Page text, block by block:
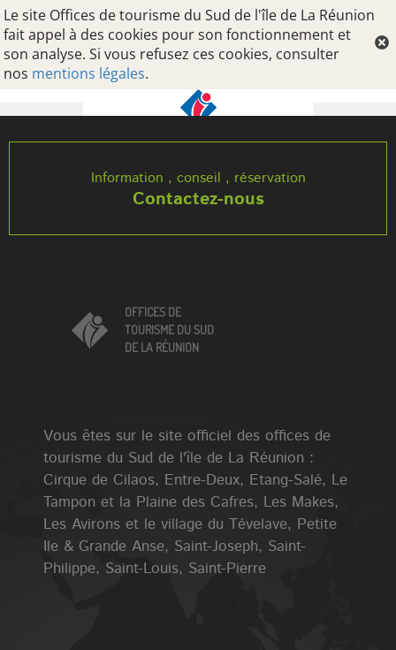
Le site Offices de tourisme du Sud de l'île de La Réunion
fait appel à des cookies pour son fonctionnement et
son analyse. Si vous refusez ces cookies, consulter
nos mentions légales.
Oops, an error occurred! Code: 2026080722394473eafc1b
Information , conseil , réservation
Contactez-nous
OFFICES DE
TOURISME DU SUD
DE LA RÉUNION
Vous êtes sur le site officiel des offices de
tourisme du Sud de l'île de La Réunion :
Cirque de Cilaos, Entre-Deux, Etang-Salé, Le
Tampon et la Plaine des Cafres, Les Makes,
Les Avirons et le village du Tévelave, Petite
Ile & Grande Anse, Saint-Joseph, Saint-
Philippe, Saint-Louis, Saint-Pierre